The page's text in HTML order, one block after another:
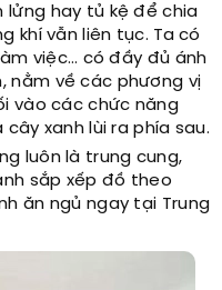
lửng hay tủ kệ để chia
khí vẫn liên tục. Ta có
việc… có đầy đủ ánh
nằm về các phương vị
vào các chức năng
xanh lùi ra phía sau.
luôn là trung cung,
sắp xếp đồ theo
ăn ngủ ngay tại Trung